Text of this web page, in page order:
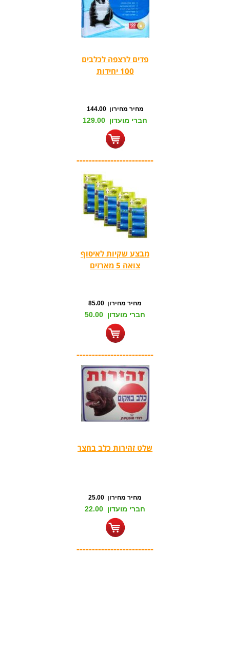
פדים לרצפה לכלבים
100 יחידות
מחיר מחירון 144.00
חברי מועדון 129.00
-------------------------
מבצע שקיות לאיסוף
צואה 5 מארזים
מחיר מחירון 85.00
חברי מועדון 50.00
-------------------------
שלט זהירות כלב בחצר
מחיר מחירון 25.00
חברי מועדון 22.00
-------------------------